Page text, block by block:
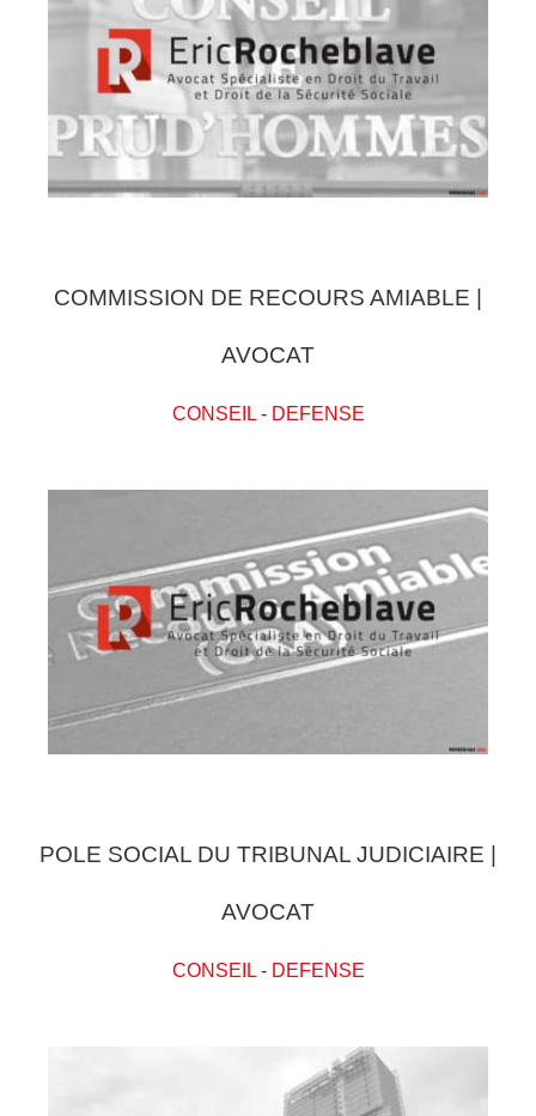
COMMISSION DE RECOURS AMIABLE |
AVOCAT
CONSEIL- DEFENSE
POLE SOCIAL DU TRIBUNAL JUDICIAIRE |
AVOCAT
CONSEIL- DEFENSE